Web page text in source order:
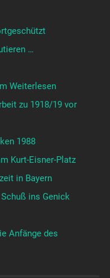
…
Weiterlesen
zu 1918/19 vor
1988
Kurt-Eisner-Platz
in Bayern
ins Genick
Anfänge des